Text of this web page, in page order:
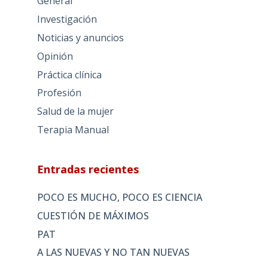
Investigación
Noticias y anuncios
Opinión
Práctica clínica
Profesión
Salud de la mujer
Terapia Manual
Entradas recientes
POCO ES MUCHO, POCO ES CIENCIA
CUESTIÓN DE MÁXIMOS
PAT
A LAS NUEVAS Y NO TAN NUEVAS